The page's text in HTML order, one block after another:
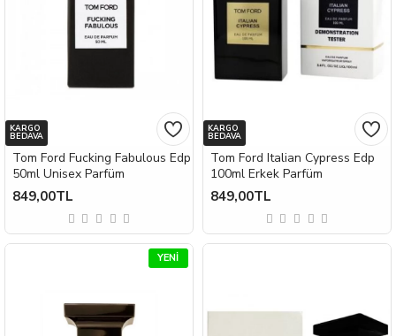
KARGO
BEDAVA
Tom Ford Fucking Fabulous Edp
50ml Unisex Parfüm
849,00TL
KARGO
BEDAVA
Tom Ford Italian Cypress Edp
100ml Erkek Parfüm
849,00TL
YENI